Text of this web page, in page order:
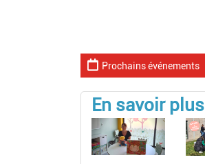
Prochains événements
En savoir plus